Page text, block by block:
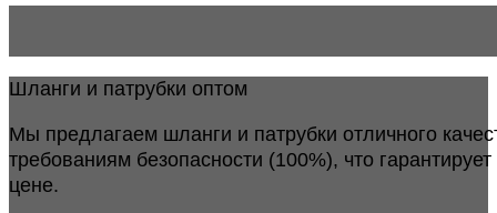
Шланги и патрубки оптом
Мы предлагаем шланги и патрубки отличного
требованиям безопасности (100%), что
цене.